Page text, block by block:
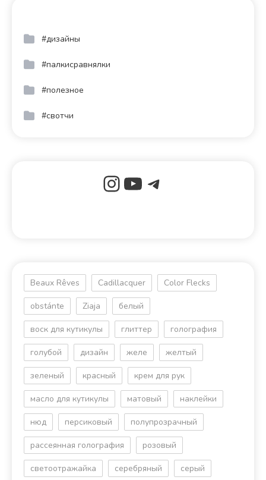
#дизайны
#палкисравнялки
#полезное
#свотчи
Beaux Rêves Cadillacquer Color Flecks
obstánte Ziaja белый
воск для кутикулы глиттер голография
голубой дизайн желе желтый
зеленый красный крем для рук
масло для кутикулы матовый наклейки
нюд персиковый полупрозрачный
рассеянная голография розовый
светоотражайка серебряный серый